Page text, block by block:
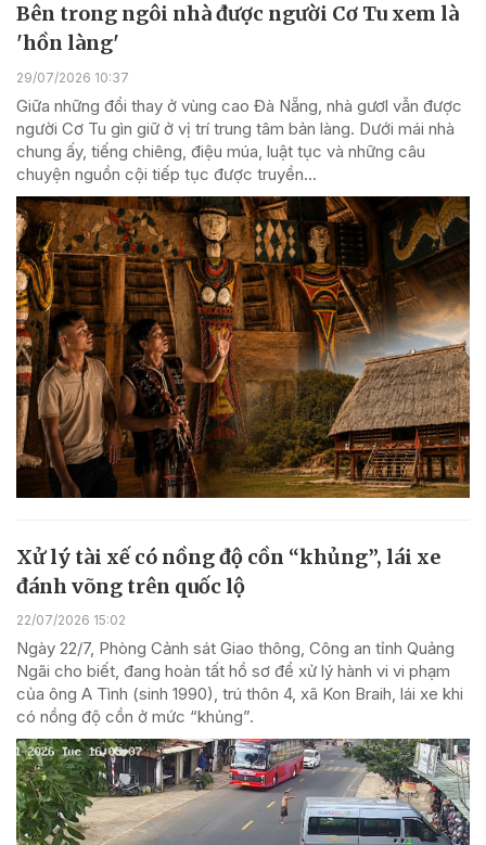
Bên trong ngôi nhà được người Cơ Tu xem là
'hồn làng'
29/07/2026 10:37
Giữa những đổi thay ở vùng cao Đà Nẵng, nhà gươl vẫn được
người Cơ Tu gìn giữ ở vị trí trung tâm bản làng. Dưới mái nhà
chung ấy, tiếng chiêng, điệu múa, luật tục và những câu
chuyện nguồn cội tiếp tục được truyền...
Xử lý tài xế có nồng độ cồn “khủng”, lái xe
đánh võng trên quốc lộ
22/07/2026 15:02
Ngày 22/7, Phòng Cảnh sát Giao thông, Công an tỉnh Quảng
Ngãi cho biết, đang hoàn tất hồ sơ để xử lý hành vi vi phạm
của ông A Tình (sinh 1990), trú thôn 4, xã Kon Braih, lái xe khi
có nồng độ cồn ở mức “khủng”.